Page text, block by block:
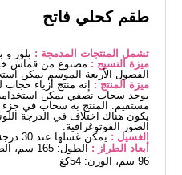
طقم كحلي فاتح
تشمل المنتجات المدمجة : بلوز و
ميزة النسيج : مصنوع من قماش
الفصول الأربعة الموسم يمكن
ميزة المنتج : إنه منتج أزياء
يوجد سحاب نصفي يمكن استخدامه
مستقيم. المنتج به سحاب في
يكون هناك اختلاف في الدرجة
الصور الفوتوغرافية.
الغسيل : يمكن غسلها عند 30 درجة دون كتابة. (غسيل دقيق)
أبعاد الطراز :
96 سم، الوزن: 54كغ